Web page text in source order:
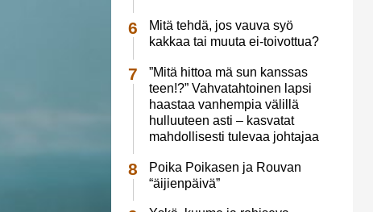
Mitä tehdä, jos vauva syö
kakkaa tai muuta ei-toivottua?
”Mitä hittoa mä sun kanssas
teen!?” Vahvatahtoinen lapsi
haastaa vanhempia välillä
hulluuteen asti – kasvatat
mahdollisesti tulevaa johtajaa
Poika Poikasen ja Rouvan
“äijienpäivä”